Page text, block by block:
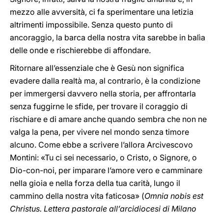
mezzo alle avversità, ci fa sperimentare una letizia
altrimenti impossibile. Senza questo punto di
ancoraggio, la barca della nostra vita sarebbe in balìa
delle onde e rischierebbe di affondare.
Ritornare all’essenziale che è Gesù non significa
evadere dalla realtà ma, al contrario, è la condizione
per immergersi davvero nella storia, per affrontarla
senza fuggirne le sfide, per trovare il coraggio di
rischiare e di amare anche quando sembra che non ne
valga la pena, per vivere nel mondo senza timore
alcuno. Come ebbe a scrivere l’allora Arcivescovo
Montini: «Tu ci sei necessario, o Cristo, o Signore, o
Dio-con-noi, per imparare l’amore vero e camminare
nella gioia e nella forza della tua carità, lungo il
cammino della nostra vita faticosa» (Omnia nobis est
Christus. Lettera pastorale all’arcidiocesi di Milano